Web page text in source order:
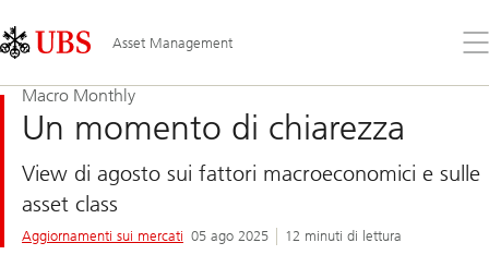
Links
Area
Asset Management
il
Macro Monthly
Un momento di chiarezza
View di agosto sui fattori macroeconomici e sulle
asset class
Aggiornamenti sui mercati 05 ago 2025 12 minuti di lettura